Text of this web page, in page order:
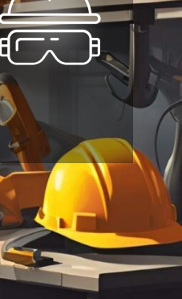
فروشگاه
فروشگاه ابزارآلات صنعتی